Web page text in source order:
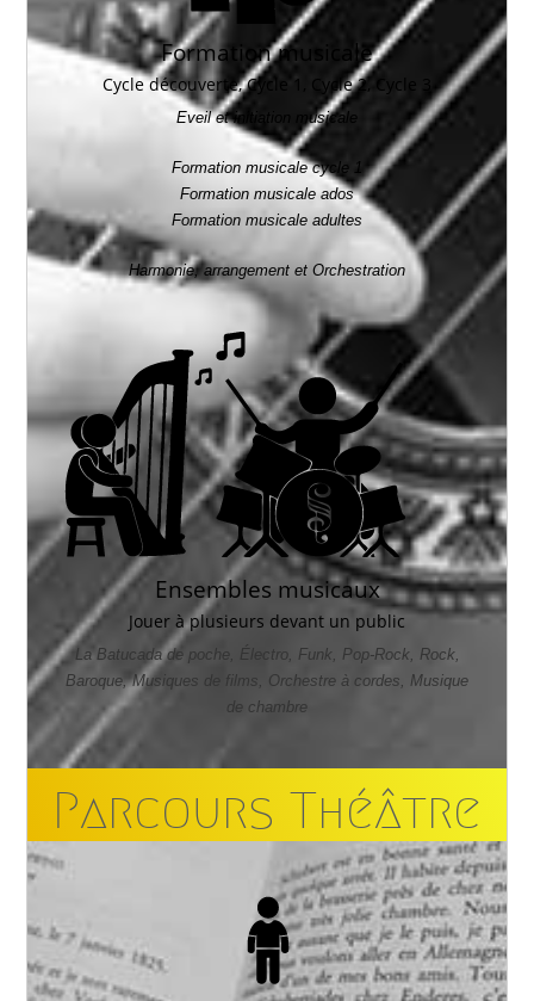
Formation musicale
Cycle découverte, Cycle 1, Cycle 2, Cycle 3
Eveil et initiation musicale
Formation musicale cycle 1
Formation musicale ados
Formation musicale adultes
Harmonie, arrangement et Orchestration
Ensembles musicaux
Jouer à plusieurs devant un public
La Batucada de poche, Électro, Funk, Pop-Rock, Rock,
Baroque, Musiques de films, Orchestre à cordes, Musique
de chambre
Parcours Théâtre